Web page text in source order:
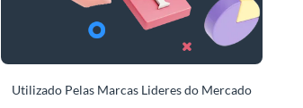
Utilizado Pelas Marcas Lideres do Mercado